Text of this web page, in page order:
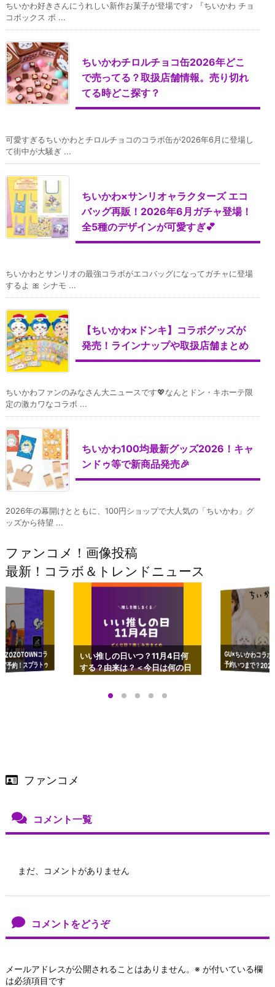
ちいかわ好きさんにうれしい新作お菓子が登場です♪ 『ちいかわ チョ
コボックス ボ ...
ちいかわチロルチョコ缶2026年どこ
で売ってる？取扱店舗情報。売り切れ
てる時どこ探す？
可愛すぎるちいかわとチロルチョコのコラボ缶が2026年6月に登場し
て街中が大騒ぎ ...
ちいかわ×サンリオャラクターズ エコ
バッグ再販！2026年6月ガチャ登場！
全5種のデザインが可愛すぎ💕
ちいかわとサンリオの最強コラボがエコバッグになってガチャに登場
するよ 🎀 シナモ ...
【ちいかわ×ドンキ】コラボグッズが
発売！ラインナップや取扱店舗まとめ
ちいかわファンのみなさん大ニュースです💖なんとドン・キホーテ限
定の激カワなコラボ ...
ちいかわ100均最新グッズ2026！キャ
ンドゥ等で新商品発売🎉
2026年の幕開けとともに、100円ショップで大人気の「ちいかわ」グ
ッズから待望 ...
ファンコメ！画像投稿
最新！コラボ＆トレンドニュース
コラ
予約！スプラトゥ
ップも渋谷Hz
いい推しの日いつ？11月4日何
する？由来は？＜今日は何の日
GU×ちいかわコラ
予約いつまで？
ーチやショルダー
ファンコメ
コメント一覧
まだ、コメントがありません
コメントをどうぞ
メールアドレスが公開されることはありません。 ※ が付いている欄
は必須項目です